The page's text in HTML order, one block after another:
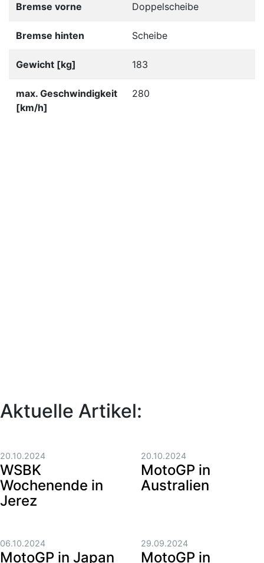
Bremse vorne Doppelscheibe
Bremse hinten Scheibe
Gewicht [kg] 183
max. Geschwindigkeit
[km/h]
280
Aktuelle Artikel:
20.10.2024
WSBK
Wochenende in
Jerez
20.10.2024
MotoGP in
Australien
06.10.2024
MotoGP in Japan
29.09.2024
MotoGP in